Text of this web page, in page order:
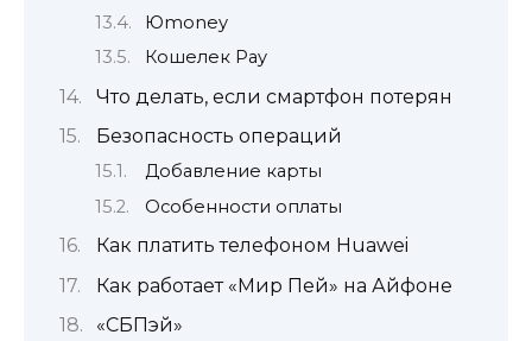
Юmoney
Кошелек Pay
Что делать, если смартфон потерян
Безопасность операций
Добавление карты
Особенности оплаты
Как платить телефоном Huawei
Как работает «Мир Пей» на Айфоне
«СБПэй»